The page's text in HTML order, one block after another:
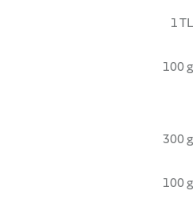
1 TL
100 g
300 g
100 g